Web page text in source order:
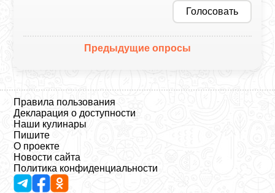
Голосовать
Предыдущие опросы
Правила пользования
Декларация о доступности
Наши кулинары
Пишите
О проекте
Новости сайта
Политика конфиденциальности